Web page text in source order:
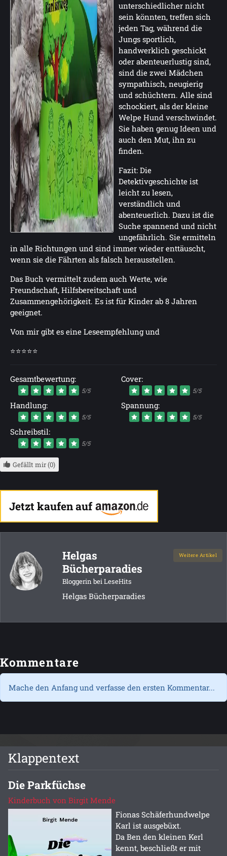
unterschiedlicher nicht
sein könnten, treffen sich
jeden Tag, während die
Jungs sportlich,
handwerklich geschickt
oder abenteuerlustig sind,
sind die zwei Mädchen
sympathisch, neugierig
und schüchtern. Alle sind
schockiert, als der kleine
Welpe Hund verschwindet.
Sie haben genug Ideen und
auch den Mut, ihn zu
finden.
Fazit: Die
Detektivgeschichte ist
leicht zu lesen,
verständlich und
abenteuerlich. Dazu ist die
Suche spannend und nicht
ungefährlich. Sie ermitteln
in alle Richtungen und sind immer wieder enttäuscht,
wenn sie die Fährten als falsch herausstellen.
Das Buch vermittelt zudem auch Werte, wie
Freundschaft, Hilfsbereitschaft und
Zusammengehörigkeit. Es ist für Kinder ab 8 Jahren
geeignet.
Von mir gibt es eine Leseempfehlung und
⭐⭐⭐⭐⭐
Gesamtbewertung:
5/5
Cover:
5/5
Handlung:
5/5
Spannung:
5/5
Schreibstil:
5/5
Gefällt mir (0)
Jetzt kaufen auf
Helgas
Bücherparadies
Bloggerin bei LeseHits
Weitere Artikel
Helgas Bücherparadies
Kommentare
Mache den Anfang und verfasse den ersten Kommentar...
Klappentext
Die Parkfüchse
Kinderbuch von Birgit Mende
Fionas Schäferhundwelpe
Karl ist ausgebüxt.
Da Ben den kleinen Kerl
kennt, beschließt er mit